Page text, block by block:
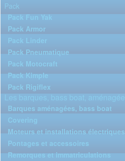
Pack
Pack Fun Yak
Pack Armor
Pack Linder
Pack Pneumatique
Pack Motocraft
Pack Kimple
Pack Rigiflex
Les barques, bass boat,
Barques aménagées, bass boat
Covering
Moteurs et installations électriques
Pontages et accessoires
Remorques et immatriculations